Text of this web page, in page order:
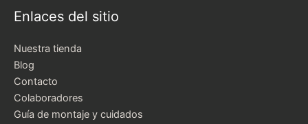
Enlaces del sitio
Nuestra tienda
Blog
Contacto
Colaboradores
Guía de montaje y cuidados